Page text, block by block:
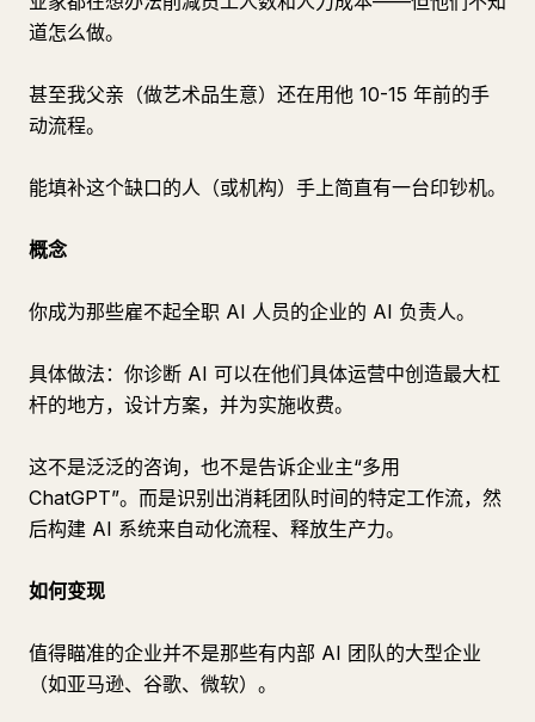
道怎么做。
甚至我父亲（做艺术品生意）还在用他 10-15 年前的手
动流程。
能填补这个缺口的人（或机构）手上简直有一台印钞机。
概念
你成为那些雇不起全职 AI 人员的企业的 AI 负责人。
具体做法：你诊断 AI 可以在他们具体运营中创造最大杠
杆的地方，设计方案，并为实施收费。
这不是泛泛的咨询，也不是告诉企业主“多用
ChatGPT”。而是识别出消耗团队时间的特定工作流，然
后构建 AI 系统来自动化流程、释放生产力。
如何变现
值得瞄准的企业并不是那些有内部 AI 团队的大型企业
（如亚马逊、谷歌、微软）。